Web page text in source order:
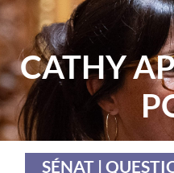
CATHY
SÉNAT |